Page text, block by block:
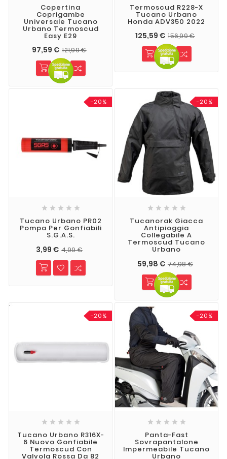
Copertina
Coprigambe
Universale Tucano
Urbano Termoscud
Easy E29
97,59 € 121,99 €
Termoscud R228-X
Tucano Urbano
Honda ADV350 2022
125,59 € 156,99 €
-20%
    
Tucano Urbano PR02
Pompa Per Gonfiabili
S.G.A.S.
3,99 € 4,99 €
-20%
    
Tucanorak Giacca
Antipioggia
Collegabile A
Termoscud Tucano
Urbano
59,98 € 74,98 €
-20%
    
Tucano Urbano R316X-
6 Nuovo Gonfiabile
Termoscud Con
Valvola Rossa Da 82
-20%
    
Panta-Fast
Sovrapantalone
Impermeabile Tucano
Urbano